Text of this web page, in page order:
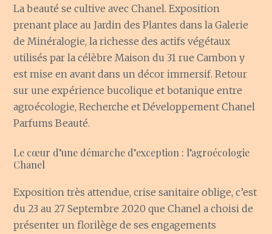
La beauté se cultive avec Chanel. Exposition
prenant place au Jardin des Plantes dans la Galerie
de Minéralogie, la richesse des actifs végétaux
utilisés par la célèbre Maison du 31 rue Cambon y
est mise en avant dans un décor immersif. Retour
sur une expérience bucolique et botanique entre
agroécologie, Recherche et Développement Chanel
Parfums Beauté.
Le cœur d’une démarche d’exception : l’agroécologie
Chanel
Exposition très attendue, crise sanitaire oblige, c’est
du 23 au 27 Septembre 2020 que Chanel a choisi de
présenter un florilège de ses engagements